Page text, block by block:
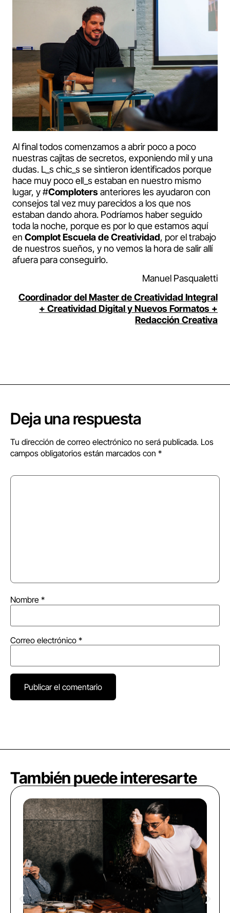
Al final todos comenzamos a abrir poco a poco
nuestras cajitas de secretos, exponiendo mil y una
dudas. L_s chic_s se sintieron identificados porque
hace muy poco ell_s estaban en nuestro mismo
lugar, y #Complotersanteriores les ayudaron con
consejos tal vez muy parecidos a los que nos
estaban dando ahora. Podríamos haber seguido
toda la noche, porque es por lo que estamos aquí
en Complot Escuela de Creatividad, por el trabajo
de nuestros sueños, y no vemos la hora de salir allí
afuera para conseguirlo.
Manuel Pasqualetti
Coordinador del Master de Creatividad Integral
+ Creatividad Digital y Nuevos Formatos +
Redacción Creativa
Deja una respuesta
Tu dirección de correo electrónico no será publicada. Los
campos obligatorios están marcados con *
Nombre *
Correo electrónico *
También puede interesarte